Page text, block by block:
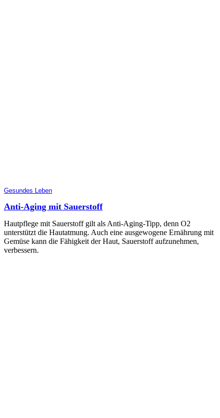
Gesundes Leben
Anti-Aging mit Sauerstoff
Hautpflege mit Sauerstoff gilt als Anti-Aging-Tipp, denn O2
unterstützt die Hautatmung. Auch eine ausgewogene Ernährung mit
Gemüse kann die Fähigkeit der Haut, Sauerstoff aufzunehmen,
verbessern.